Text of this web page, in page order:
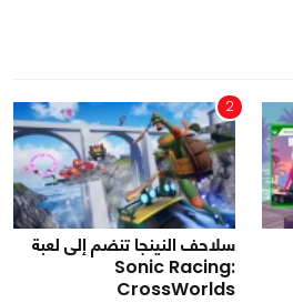
2
سلاحف النينجا تنضم إلى لعبة
Sonic Racing:
CrossWorlds